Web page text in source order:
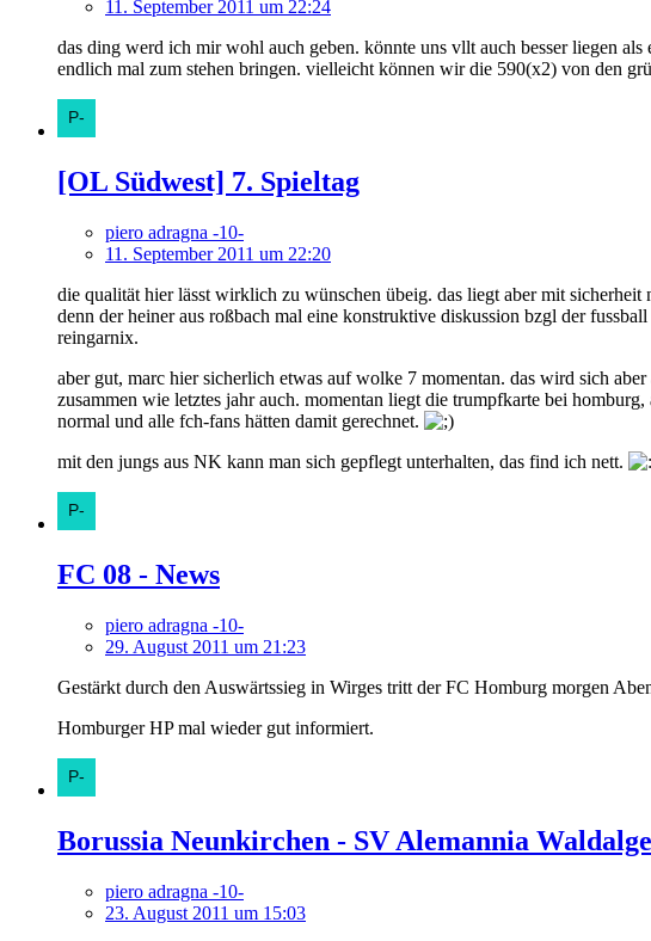
11. September 2011 um 22:24
das ding werd ich mir wohl auch geben. könnte uns vllt auch besser liegen
endlich mal zum stehen bringen. vielleicht können wir die 590(x2) von den
[OL Südwest] 7. Spieltag
piero adragna -10-
11. September 2011 um 22:20
die qualität hier lässt wirklich zu wünschen übeig. das liegt aber mit
denn der heiner aus roßbach mal eine konstruktive diskussion bzgl der
reingarnix.
aber gut, marc hier sicherlich etwas auf wolke 7 momentan. das wird sich
zusammen wie letztes jahr auch. momentan liegt die trumpfkarte bei
normal und alle fch-fans hätten damit gerechnet.
mit den jungs aus NK kann man sich gepflegt unterhalten, das find ich nett.
FC 08 - News
piero adragna -10-
29. August 2011 um 21:23
Gestärkt durch den Auswärtssieg in Wirges tritt der FC Homburg morgen
Homburger HP mal wieder gut informiert.
Borussia Neunkirchen - SV Alemannia
piero adragna -10-
23. August 2011 um 15:03